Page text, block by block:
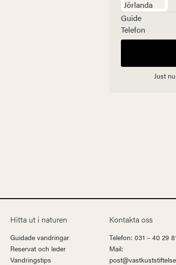
Guide
Telefon
Just
Hitta ut i naturen
Guidade vandringar
Reservat och leder
Vandringstips
Kontakta oss
Telefon: 031 – 40 29
Mail: